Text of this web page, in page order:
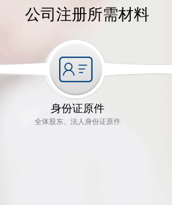
公司注册所需材料
身份证原件
全体股东、法人身份证原件